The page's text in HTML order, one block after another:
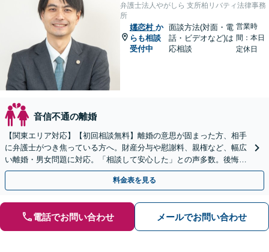
弁護士法人やがしら 支所柏リバティ法律事務
所
嬬恋村 か
らも相談
受付中
面談方法(対面・電
話・ビデオなど)は
応相談
営業時
間：本日
定休日
音信不通の離婚
【関東エリア対応】【初回相談無料】離婚の意思が固まった方、相手
に弁護士がつき焦っている方へ。財産分与や慰謝料、親権など、幅広
い離婚・男女問題に対応。「相談して安心した」との声多数。後悔の
ない新たな人生に向けてサポートします。
料金表を見る
電話でお問い合わせ メールでお問い合わせ